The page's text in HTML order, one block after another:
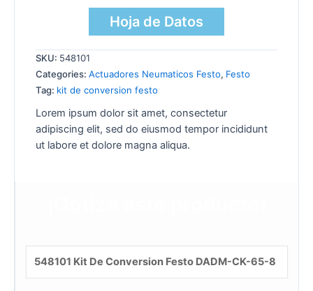
Hoja de Datos
SKU: 548101
Categories: Actuadores Neumaticos Festo, Festo
Tag: kit de conversion festo
Lorem ipsum dolor sit amet, consectetur
adipiscing elit, sed do eiusmod tempor incididunt
ut labore et dolore magna aliqua.